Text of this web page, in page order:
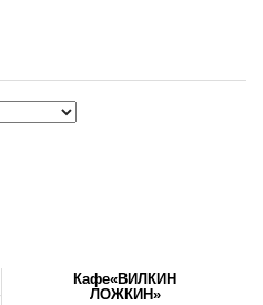
Кафе«ВИЛКИН
ЛОЖКИН»